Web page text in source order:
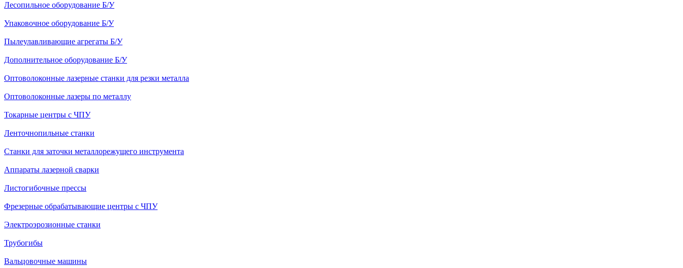
Лесопильное оборудование Б/У
Упаковочное оборудование Б/У
Пылеулавливающие агрегаты Б/У
Дополнительное оборудование Б/У
Оптоволоконные лазерные станки для резки металла
Оптоволоконные лазеры по металлу
Токарные центры с ЧПУ
Ленточнопильные станки
Станки для заточки металлорежущего инструмента
Аппараты лазерной сварки
Листогибочные прессы
Фрезерные обрабатывающие центры с ЧПУ
Электроэрозионные станки
Трубогибы
Вальцовочные машины